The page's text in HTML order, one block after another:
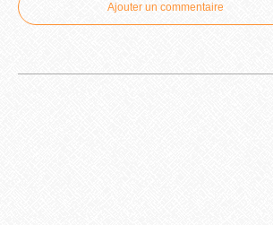
Ajouter un commentaire